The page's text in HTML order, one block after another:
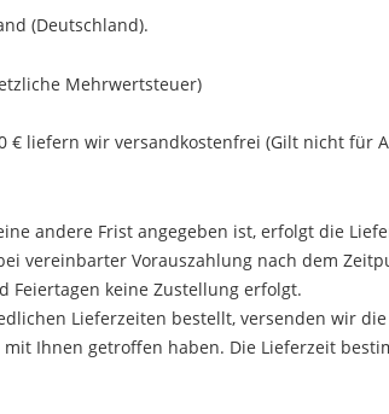
(Deutschland).
Mehrwertsteuer)
€ liefern wir versandkostenfrei (Gilt nicht für
andere Frist angegeben ist, erfolgt die
vereinbarter Vorauszahlung nach dem
Feiertagen keine Zustellung erfolgt.
Lieferzeiten bestellt, versenden wir
Ihnen getroffen haben. Die Lieferzeit